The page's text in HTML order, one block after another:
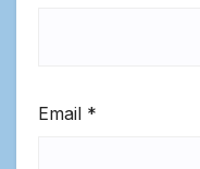
Email *